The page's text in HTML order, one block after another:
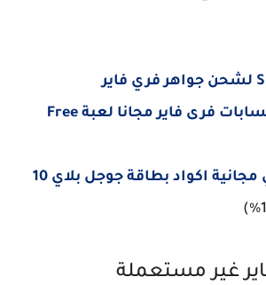
تطبيق يعطيك حسابات فرى فاير مجانا لعبة Free
بطاقة جوجل بلاي مجانية اكواد بطاقة جوجل بلاي 10
غير مستعملة